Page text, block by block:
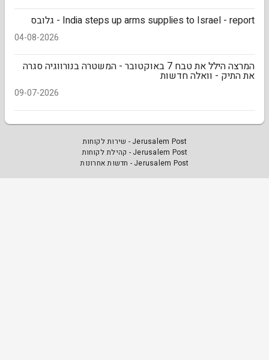
India steps up arms supplies to Israel - report - גלובס
04-08-2026
המרצה הילל את טבח 7 באוקטובר - המשטרה בנורווגיה סגרה
את התיק - וואלה חדשות
09-07-2026
Jerusalem Post - שירות לקוחות
Jerusalem Post - קהילת לקוחות
Jerusalem Post - חדשות אחרונות